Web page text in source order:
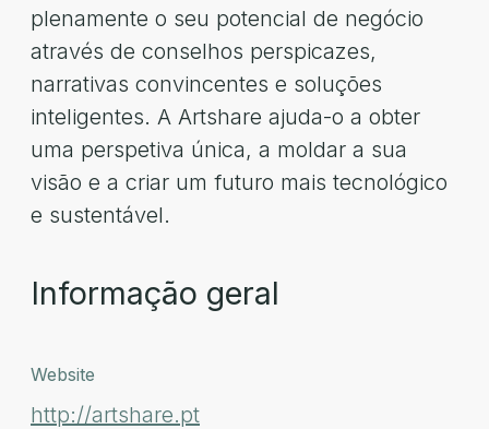
plenamente o seu potencial de negócio
através de conselhos perspicazes,
narrativas convincentes e soluções
inteligentes. A Artshare ajuda-o a obter
uma perspetiva única, a moldar a sua
visão e a criar um futuro mais tecnológico
e sustentável.
Informação geral
Website
http://artshare.pt